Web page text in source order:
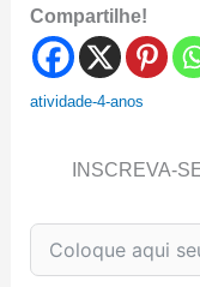
Compartilhe!
atividade-4-anos
INSCREVA-